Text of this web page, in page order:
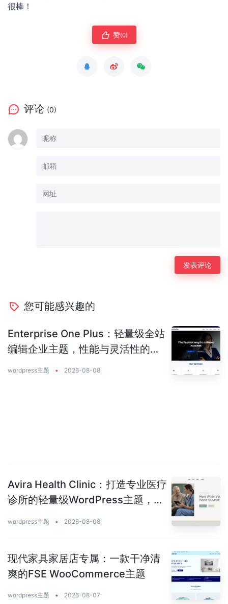
很棒！
赞(0)
评论 (0)
您可能感兴趣的
Enterprise One Plus：轻量级全站
编辑企业主题，性能与灵活性的完
wordpress主题 • 2026-08-08
Avira Health Clinic：打造专业医疗
诊所的轻量级WordPress主题，让
wordpress主题 • 2026-08-08
现代家具家居店专属：一款干净清
爽的FSE WooCommerce主题
wordpress主题 • 2026-08-07